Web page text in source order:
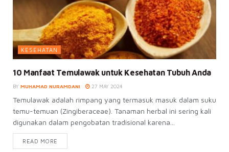
KESEHATAN
10 Manfaat Temulawak untuk Kesehatan Tubuh Anda
BY MUHAMAD NURAMDANI 27 MAY 2024
Temulawak adalah rimpang yang termasuk masuk dalam suku
temu-temuan (Zingiberaceae). Tanaman herbal ini sering kali
digunakan dalam pengobatan tradisional karena...
READ MORE